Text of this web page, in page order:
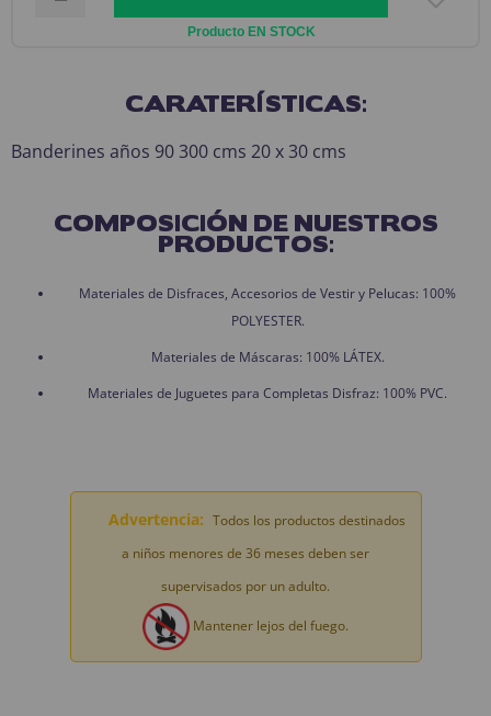
Producto EN STOCK
CARATERÍSTICAS:
Banderines años 90 300 cms 20 x 30 cms
COMPOSICIÓN DE NUESTROS
PRODUCTOS:
Materiales de Disfraces, Accesorios de Vestir y Pelucas: 100%
POLYESTER.
Materiales de Máscaras: 100% LÁTEX.
Materiales de Juguetes para Completas Disfraz: 100% PVC.
Advertencia: Todos los productos destinados
a niños menores de 36 meses deben ser
supervisados por un adulto.
Mantener lejos del fuego.